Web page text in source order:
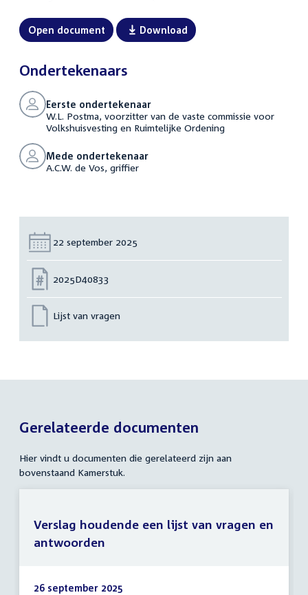
Open document Download
Ondertekenaars
Eerste ondertekenaar
W.L. Postma, voorzitter van de vaste commissie voor
Volkshuisvesting en Ruimtelijke Ordening
Mede ondertekenaar
A.C.W. de Vos, griffier
Datum:
22 september 2025
Nummer:
2025D40833
Lijst van vragen
Gerelateerde documenten
Hier vindt u documenten die gerelateerd zijn aan
bovenstaand Kamerstuk.
26 september 2025
Verslag houdende een lijst van vragen en
antwoorden